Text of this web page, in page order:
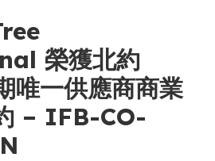
榮獲北約
唯一供應商商業
– IFB-CO-